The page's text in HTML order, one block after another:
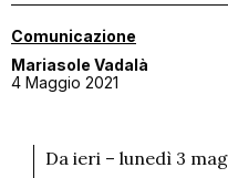
Comunicazione
Mariasole Vadalà
4 Maggio 2021
Da ieri – lunedì 3